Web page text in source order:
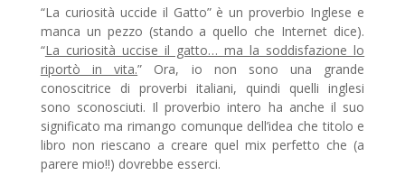
“La curiosità uccide il Gatto” è un proverbio Inglese e
manca un pezzo (stando a quello che Internet dice).
“La curiosità uccise il gatto… ma la soddisfazione lo
riportò in vita.” Ora, io non sono una grande
conoscitrice di proverbi italiani, quindi quelli inglesi
sono sconosciuti. Il proverbio intero ha anche il suo
significato ma rimango comunque dell’idea che titolo e
libro non riescano a creare quel mix perfetto che (a
parere mio!!) dovrebbe esserci.